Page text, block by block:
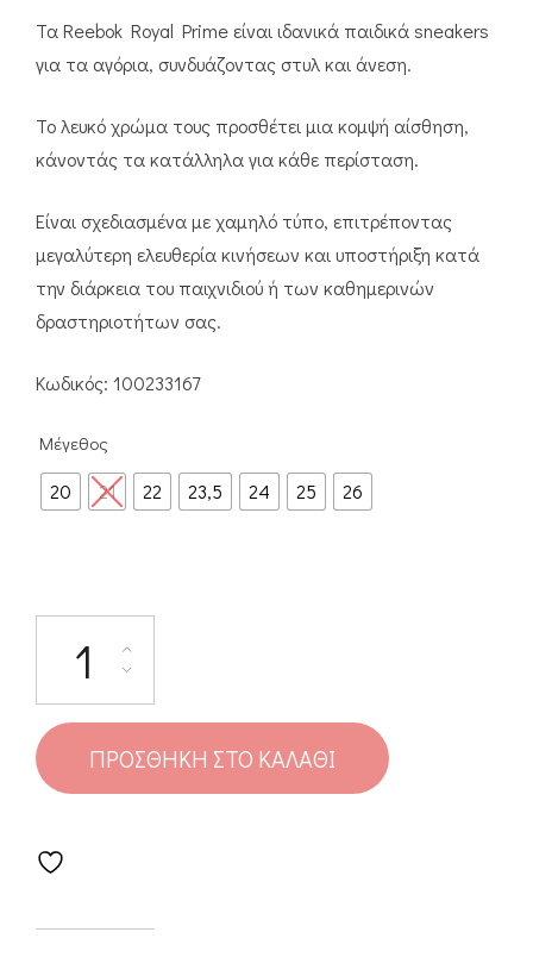
Τα Reebok Royal Prime είναι ιδανικά παιδικά sneakers
για τα αγόρια, συνδυάζοντας στυλ και άνεση.
Το λευκό χρώμα τους προσθέτει μια κομψή αίσθηση,
κάνοντάς τα κατάλληλα για κάθε περίσταση.
Είναι σχεδιασμένα με χαμηλό τύπο, επιτρέποντας
μεγαλύτερη ελευθερία κινήσεων και υποστήριξη κατά
την διάρκεια του παιχνιδιού ή των καθημερινών
δραστηριοτήτων σας.
Κωδικός: 100233167
Μέγεθος
20 21 22 23,5 24 25 26
ΠΡΟΣΘΉΚΗ ΣΤΟ ΚΑΛΆΘΙ